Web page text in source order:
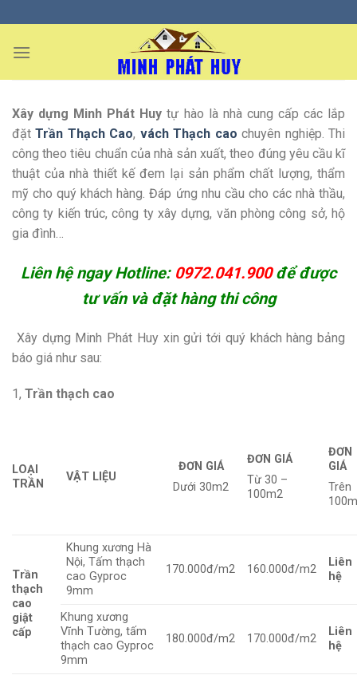
to
content
Xây dựng Minh Phát Huy tự hào là nhà cung cấp các lắp
đặtTrần Thạch Cao, vách Thạch cao chuyên nghiệp. Thi
công theo tiêu chuẩn của nhà sản xuất, theo đúng yêu cầu kĩ
thuật của nhà thiết kế đem lại sản phẩm chất lượng, thẩm
mỹ cho quý khách hàng. Đáp ứng nhu cầu cho các nhà thầu,
công ty kiến trúc, công ty xây dựng, văn phòng công sở, hộ
gia đình…
Liên hệ ngay Hotline: 0972.041.900để được
tư vấn và đặt hàng thi công
Xây dựng Minh Phát Huy xin gửi tới quý khách hàng bảng
báo giá như sau:
1, Trần thạch cao
LOẠI
TRẦN
VẬT LIỆU
ĐƠN GIÁ
Dưới 30m2
ĐƠN GIÁ
Từ 30 –
100m2
ĐƠN
GIÁ
Trên
Trần
thạch
cao
giật
cấp
Khung xương Hà
Nội, Tấm thạch
cao Gyproc
9mm
170.000đ/m2 160.000đ/m2
Liên
hệ
Khung xương
Vĩnh Tường, tấm
thạch cao Gyproc
9mm
180.000đ/m2 170.000đ/m2
Liên
hệ